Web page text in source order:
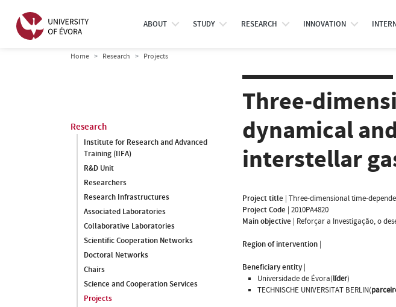
ABOUT STUDY RESEARCH INNOVATION
Home Research Projects
Research
Institute for Research and Advanced
Training (IIFA)
R&D Unit
Researchers
Research Infrastructures
Associated Laboratories
Collaborative Laboratories
Scientific Cooperation Networks
Doctoral Networks
Chairs
Science and Cooperation Services
Projects
Three-
dynamical
interstellar
Project title | Three-dimensional time-
Project Code | 2010PA4820
Main objective | Reforçar a Investigação, o
Region of intervention |
Beneficiary entity|
Universidade de Évora(líder)
TECHNISCHE UNIVERSITAT BERLIN(